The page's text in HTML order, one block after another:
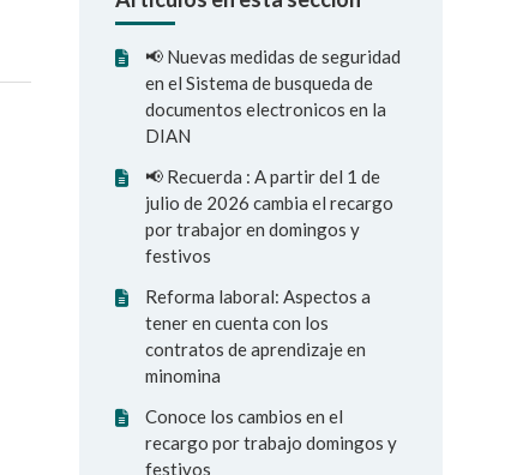
📢 Nuevas medidas de seguridad
en el Sistema de busqueda de
documentos electronicos en la
DIAN
📢 Recuerda : A partir del 1 de
julio de 2026 cambia el recargo
por trabajor en domingos y
festivos
Reforma laboral: Aspectos a
tener en cuenta con los
contratos de aprendizaje en
minomina
Conoce los cambios en el
recargo por trabajo domingos y
festivos